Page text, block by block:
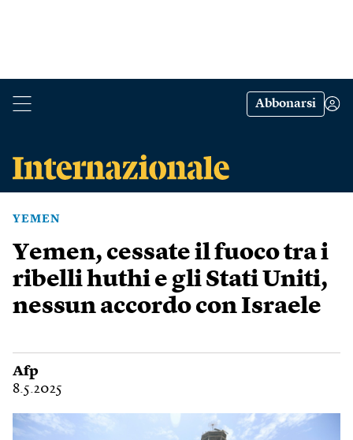
Abbonarsi
YEMEN
Yemen, cessate il fuoco tra i
ribelli huthi e gli Stati Uniti,
nessun accordo con Israele
Afp
8.5.2025